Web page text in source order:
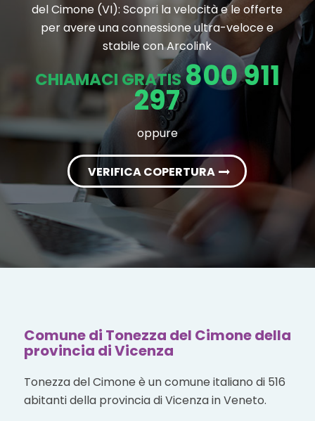
del Cimone (VI): Scopri la velocità e le offerte
per avere una connessione ultra-veloce e
stabile con Arcolink
CHIAMACI GRATIS800 911
297
oppure
VERIFICA COPERTURA
Comune di Tonezza del Cimone della
provincia di Vicenza
Tonezza del Cimone è un comune italiano di 516
abitanti della provincia di Vicenza in Veneto.